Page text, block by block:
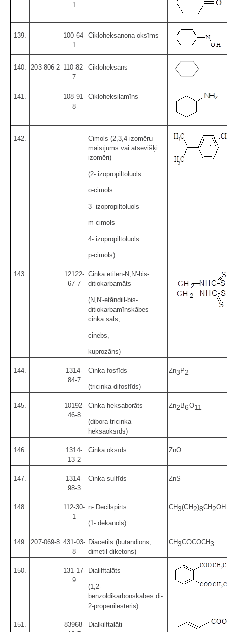
1
139.
100-64-
1
Cikloheksanona oksīms
140. 203-806-2 110-82-
7
Cikloheksāns
141.
108-91-
8
Cikloheksilamīns
142.
Cimols (2,3,4-izomēru
maisījums vai atsevišķi
izomēri)
(2- izopropiltoluols
o-cimols
3- izopropiltoluols
m-cimols
4- izopropiltoluols
p-cimols)
143.
12122-
67-7
Cinka etilēn-N,N'-bis-
ditiokarbamāts
(N,N'-etāndiil-bis-
ditiokarbamīnskābes
cinka sāls,
cinebs,
kuprozāns)
144.
1314-
84-7
Cinka fosfīds
(tricinka difosfīds)
Zn3P2
145.
10192-
46-8
Cinka heksaborāts
(dibora tricinka
heksaoksīds)
Zn2B6O11
146.
1314-
13-2
Cinka oksīds ZnO
147.
1314-
98-3
Cinka sulfīds ZnS
148.
112-30-
1
n- Decilspirts
(1- dekanols)
CH3(CH2)8CH2OH
149. 207-069-8 431-03-
8
Diacetils (butāndions,
dimetil diketons)
CH3COCOCH3
150.
131-17-
9
Dialilftalāts
(1,2-
benzoldikarbonskābes di-
2-propēnilesteris)
151.
83968-
Dialkilftalāti